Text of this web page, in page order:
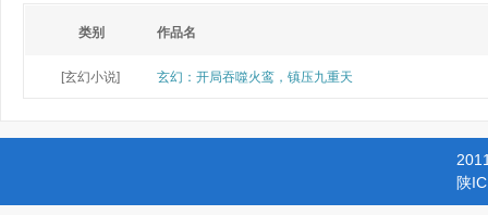
类别 作品名
[玄幻小说] 玄幻：开局吞噬火鸾，镇压九重天
陕